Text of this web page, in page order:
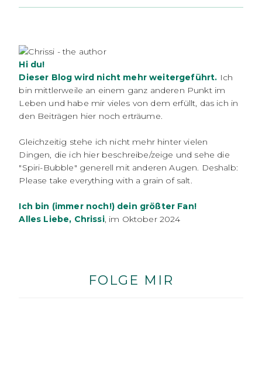
Hi du!
Dieser Blog wird nicht mehr weitergeführt. Ich
bin mittlerweile an einem ganz anderen Punkt im
Leben und habe mir vieles von dem erfüllt, das ich in
den Beiträgen hier noch erträume.
Gleichzeitig stehe ich nicht mehr hinter vielen
Dingen, die ich hier beschreibe/zeige und sehe die
"Spiri-Bubble" generell mit anderen Augen. Deshalb:
Please take everything with a grain of salt.
Ich bin (immer noch!) dein größter Fan!
Alles Liebe, Chrissi, im Oktober 2024
FOLGE MIR